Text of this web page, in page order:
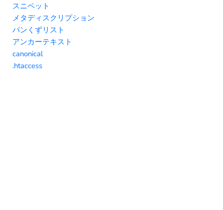
スニペット
メタディスクリプション
パンくずリスト
アンカーテキスト
canonical
.htaccess